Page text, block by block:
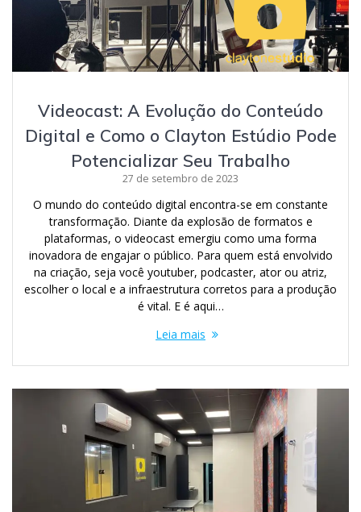
Videocast: A Evolução do Conteúdo
Digital e Como o Clayton Estúdio Pode
Potencializar Seu Trabalho
27 de setembro de 2023
O mundo do conteúdo digital encontra-se em constante
transformação. Diante da explosão de formatos e
plataformas, o videocast emergiu como uma forma
inovadora de engajar o público. Para quem está envolvido
na criação, seja você youtuber, podcaster, ator ou atriz,
escolher o local e a infraestrutura corretos para a produção
é vital. E é aqui…
Leia mais